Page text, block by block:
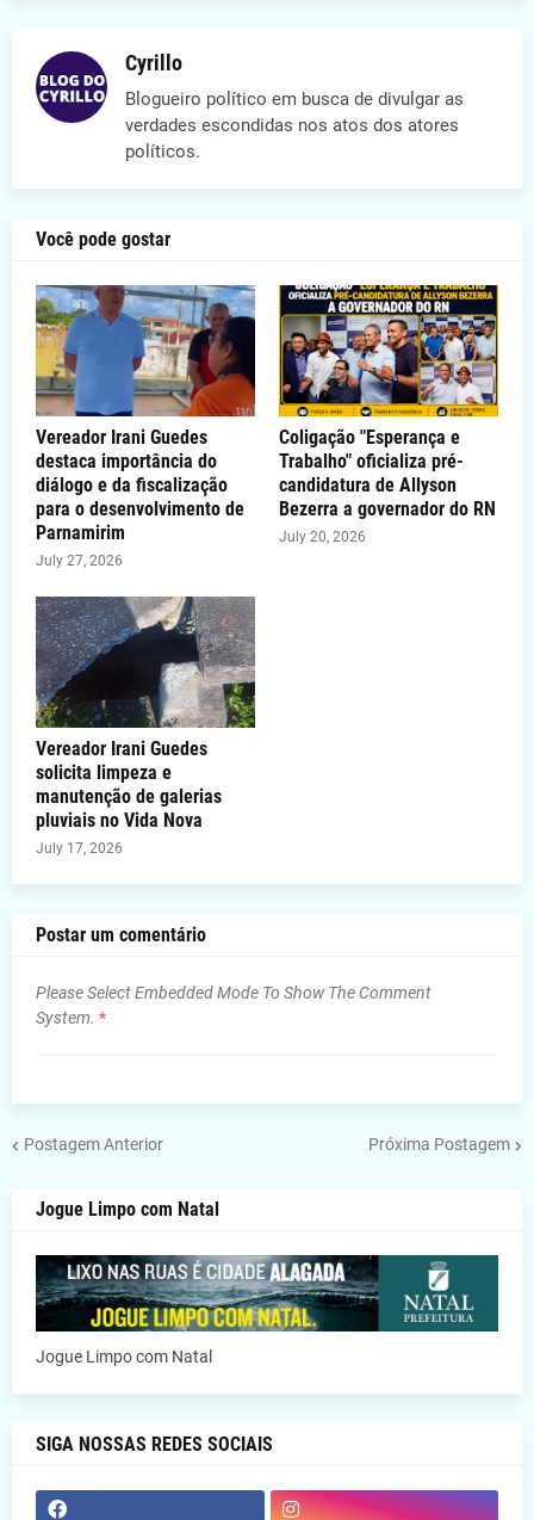
Cyrillo
Blogueiro político em busca de divulgar as
verdades escondidas nos atos dos atores
políticos.
Você pode gostar
Vereador Irani Guedes
destaca importância do
diálogo e da fiscalização
para o desenvolvimento de
Parnamirim
July 27, 2026
Coligação "Esperança e
Trabalho" oficializa pré-
candidatura de Allyson
Bezerra a governador do RN
July 20, 2026
Vereador Irani Guedes
solicita limpeza e
manutenção de galerias
pluviais no Vida Nova
July 17, 2026
Postar um comentário
Please Select Embedded Mode To Show The Comment
System. *
Postagem Anterior Próxima Postagem
Jogue Limpo com Natal
Jogue Limpo com Natal
SIGA NOSSAS REDES SOCIAIS